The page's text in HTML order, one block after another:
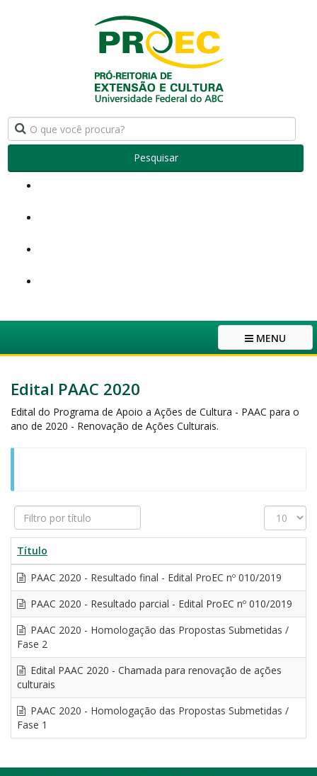
Pesquisar
MENU
Edital PAAC 2020
Edital do Programa de Apoio a Ações de Cultura - PAAC para o
ano de 2020 - Renovação de Ações Culturais.
Filtro
por
título
Exibir
#
Título
PAAC 2020 - Resultado final - Edital ProEC nº 010/2019
PAAC 2020 - Resultado parcial - Edital ProEC nº 010/2019
PAAC 2020 - Homologação das Propostas Submetidas /
Fase 2
Edital PAAC 2020 - Chamada para renovação de ações
culturais
PAAC 2020 - Homologação das Propostas Submetidas /
Fase 1